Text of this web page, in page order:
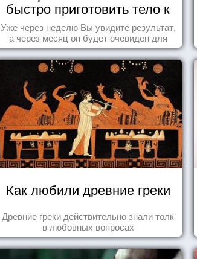
быстро приготовить тело к
морю
Уже через неделю Вы увидите результат,
а через месяц он будет очевиден для
всех!
Как любили древние греки
Древние греки действительно знали толк
в любовных вопросах